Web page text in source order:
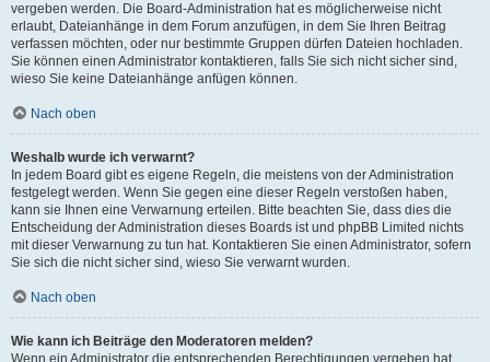
vergeben werden. Die Board-Administration hat es möglicherweise nicht
erlaubt, Dateianhänge in dem Forum anzufügen, in dem Sie Ihren Beitrag
verfassen möchten, oder nur bestimmte Gruppen dürfen Dateien hochladen.
Sie können einen Administrator kontaktieren, falls Sie sich nicht sicher sind,
wieso Sie keine Dateianhänge anfügen können.
Nach oben
Weshalb wurde ich verwarnt?
In jedem Board gibt es eigene Regeln, die meistens von der Administration
festgelegt werden. Wenn Sie gegen eine dieser Regeln verstoßen haben,
kann sie Ihnen eine Verwarnung erteilen. Bitte beachten Sie, dass dies die
Entscheidung der Administration dieses Boards ist und phpBB Limited nichts
mit dieser Verwarnung zu tun hat. Kontaktieren Sie einen Administrator, sofern
Sie sich die nicht sicher sind, wieso Sie verwarnt wurden.
Nach oben
Wie kann ich Beiträge den Moderatoren melden?
Wenn ein Administrator die entsprechenden Berechtigungen vergeben hat,